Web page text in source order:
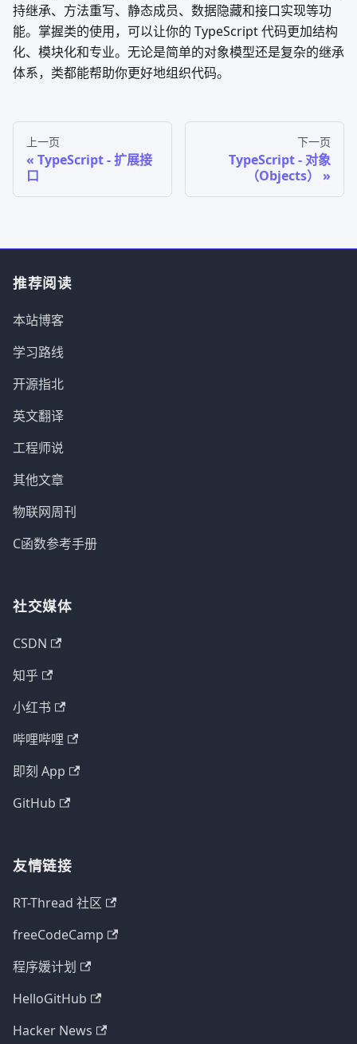
持继承、方法重写、静态成员、数据隐藏和接口实现等功
能。掌握类的使用，可以让你的 TypeScript 代码更加结构
化、模块化和专业。无论是简单的对象模型还是复杂的继承
体系，类都能帮助你更好地组织代码。
上一页
TypeScript - 扩展接
口
下一页
TypeScript - 对象
（Objects）
推荐阅读
本站博客
学习路线
开源指北
英文翻译
工程师说
其他文章
物联网周刊
C函数参考手册
社交媒体
CSDN
知乎
小红书
哔哩哔哩
即刻 App
GitHub
友情链接
RT-Thread 社区
freeCodeCamp
程序媛计划
HelloGitHub
Hacker News